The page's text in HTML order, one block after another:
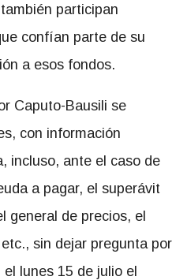
participan
confían parte de su
a esos fondos.
Caputo-Bausili se
con información
incluso, ante el caso de
a pagar, el superávit
general de precios, el
sin dejar pregunta por
lunes 15 de julio el